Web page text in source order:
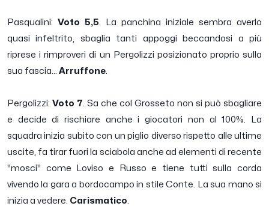
Pasqualini: Voto 5,5 . La panchina iniziale sembra averlo
quasi infeltrito, sbaglia tanti appoggi beccandosi a più
riprese i rimproveri di un Pergolizzi posizionato proprio sulla
sua fascia... Arruffone
Pergolizzi: Voto 7 . Sa che col Grosseto non si può sbagliare
e decide di rischiare anche i giocatori non al 100%. La
squadra inizia subito con un piglio diverso rispetto alle ultime
uscite, fa tirar fuori la sciabola anche ad elementi di recente
"mosci" come Loviso e Russo e tiene tutti sulla corda
vivendo la gara a bordocampo in stile Conte. La sua mano si
inizia a vedere. Carismatico